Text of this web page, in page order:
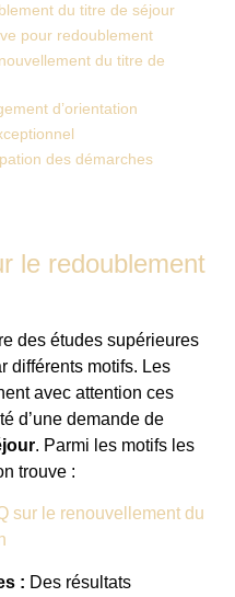
du titre de séjour
pour redoublement
du titre de
d’orientation
des démarches
le redoublement
des études supérieures
différents motifs. Les
avec attention ces
d’une demande de
. Parmi les motifs les
trouve :
sur le renouvellement du
: Des résultats